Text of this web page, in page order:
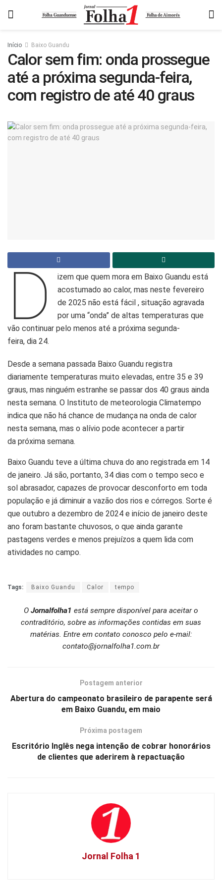
Início Baixo Guandu
Calor sem fim: onda prossegue
até a próxima segunda-feira,
com registro de até 40 graus
D
izem que quem mora em Baixo Guandu está
acostumado ao calor, mas neste fevereiro
de 2025 não está fácil , situação agravada
por uma “onda” de altas temperaturas que
vão continuar pelo menos até a próxima segunda-
feira, dia 24.
Desde a semana passada Baixo Guandu registra
diariamente temperaturas muito elevadas, entre 35 e 39
graus, mas ninguém estranhe se passar dos 40 graus ainda
nesta semana. O Instituto de meteorologia Climatempo
indica que não há chance de mudança na onda de calor
nesta semana, mas o alívio pode acontecer a partir
da próxima semana.
Baixo Guandu teve a última chuva do ano registrada em 14
de janeiro. Já são, portanto, 34 dias com o tempo seco e
sol abrasador, capazes de provocar desconforto em toda
população e já diminuir a vazão dos rios e córregos. Sorte é
que outubro a dezembro de 2024 e início de janeiro deste
ano foram bastante chuvosos, o que ainda garante
pastagens verdes e menos prejuízos a quem lida com
atividades no campo.
Tags: Baixo Guandu Calor tempo
O Jornalfolha1 está sempre disponível para aceitar o
contraditório, sobre as informações contidas em suas
matérias. Entre em contato conosco pelo e-mail:
contato@jornalfolha1.com.br
Postagem anterior
Abertura do campeonato brasileiro de parapente será
em Baixo Guandu, em maio
Próxima postagem
Escritório Inglês nega intenção de cobrar honorários
de clientes que aderirem à repactuação
Jornal Folha 1